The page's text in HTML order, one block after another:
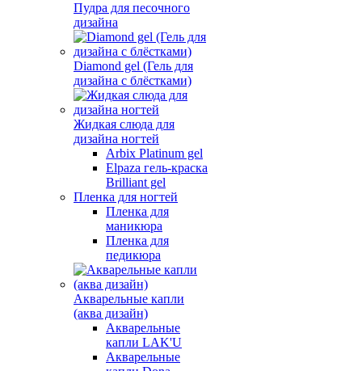
Пудра для песочного
дизайна
Diamond gel (Гель для
дизайна с блёстками)
Жидкая слюда для
дизайна ногтей
Arbix Platinum gel
Elpaza гель-краска
Brilliant gel
Пленка для ногтей
Пленка для
маникюра
Пленка для
педикюра
Акварельные капли
(аква дизайн)
Акварельные
капли LAK'U
Акварельные